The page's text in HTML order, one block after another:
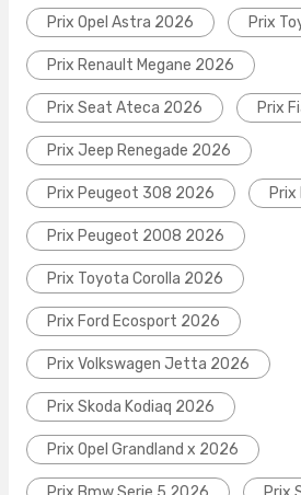
Prix Opel Astra 2026 Prix
Prix Renault Megane 2026
Prix Seat Ateca 2026 Prix
Prix Jeep Renegade 2026
Prix Peugeot 308 2026 Prix
Prix Peugeot 2008 2026
Prix Toyota Corolla 2026
Prix Ford Ecosport 2026
Prix Volkswagen Jetta 2026
Prix Skoda Kodiaq 2026
Prix Opel Grandland x 2026